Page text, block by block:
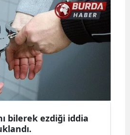
bilerek ezdiği iddia